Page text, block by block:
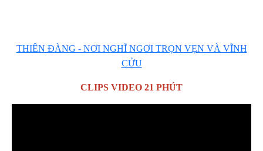
THIÊN ĐÀNG - NƠI NGHĨ NGƠI TRỌN VẸN VÀ VĨNH
CỬU
CLIPS VIDEO 21 PHÚT